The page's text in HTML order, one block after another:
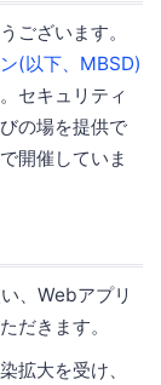
ございます。
(以下、MBSD)
セキュリティ
の場を提供で
開催していま
い、Webアプリ
だきます。
拡大を受け、